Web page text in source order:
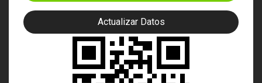
Actualizar Datos